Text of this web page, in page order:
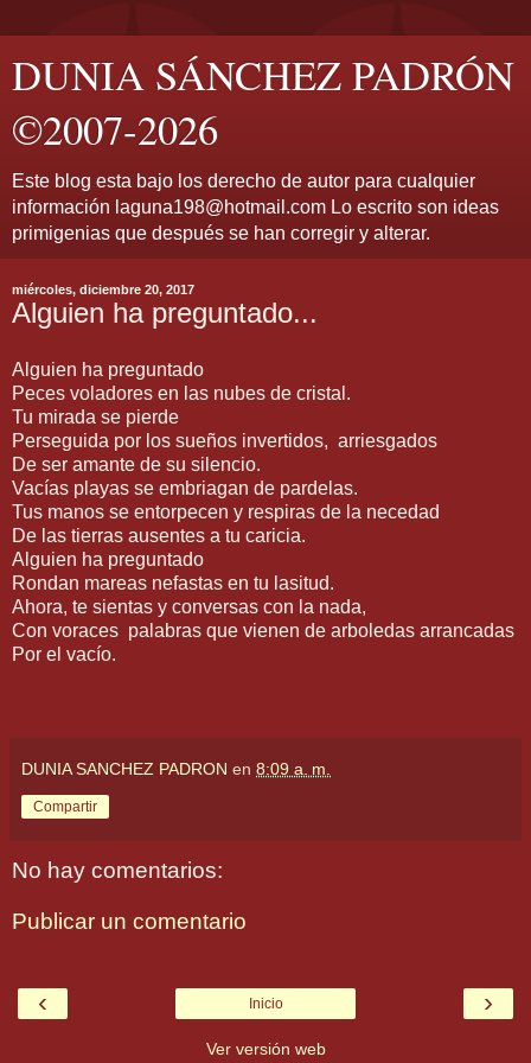
DUNIA SÁNCHEZ PADRÓN
©2007-2026
Este blog esta bajo los derecho de autor para cualquier
información laguna198@hotmail.com Lo escrito son ideas
primigenias que después se han corregir y alterar.
miércoles, diciembre 20, 2017
Alguien ha preguntado...
Alguien ha preguntado
Peces voladores en las nubes de cristal.
Tu mirada se pierde
Perseguida por los sueños invertidos, arriesgados
De ser amante de su silencio.
Vacías playas se embriagan de pardelas.
Tus manos se entorpecen y respiras de la necedad
De las tierras ausentes a tu caricia.
Alguien ha preguntado
Rondan mareas nefastas en tu lasitud.
Ahora, te sientas y conversas con la nada,
Con voraces palabras que vienen de arboledas arrancadas
Por el vacío.
DUNIA SANCHEZ PADRON en 8:09 a. m.
Compartir
No hay comentarios:
Publicar un comentario
‹ ›
Inicio
Ver versión web